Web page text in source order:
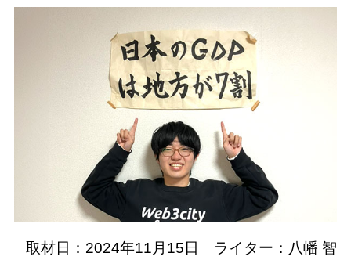
取材日：2024年11月15日 ライター：八幡 智